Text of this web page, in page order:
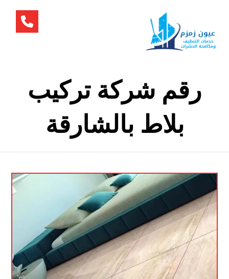
رقم شركة تركيب
بلاط بالشارقة